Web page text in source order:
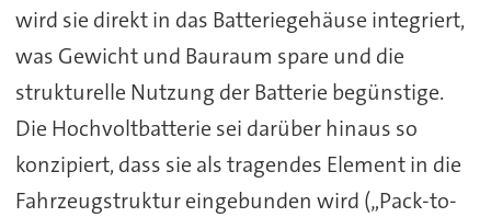
wird sie direkt in das Batteriegehäuse integriert,
was Gewicht und Bauraum spare und die
strukturelle Nutzung der Batterie begünstige.
Die Hochvoltbatterie sei darüber hinaus so
konzipiert, dass sie als tragendes Element in die
Fahrzeugstruktur eingebunden wird („Pack-to-